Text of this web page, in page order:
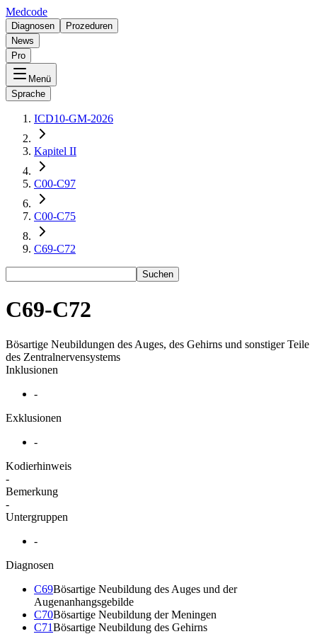
Medcode
Diagnosen
Prozeduren
News
Pro
Menü
Sprache
ICD10-GM-2026
Kapitel II
C00-C97
C00-C75
C69-C72
Suchen
C69-C72
Bösartige Neubildungen des Auges, des Gehirns und sonstiger Teile
des Zentralnervensystems
Inklusionen
-
Exklusionen
-
Kodierhinweis
-
Bemerkung
-
Untergruppen
-
Diagnosen
C69Bösartige Neubildung des Auges und der
Augenanhangsgebilde
C70Bösartige Neubildung der Meningen
C71Bösartige Neubildung des Gehirns